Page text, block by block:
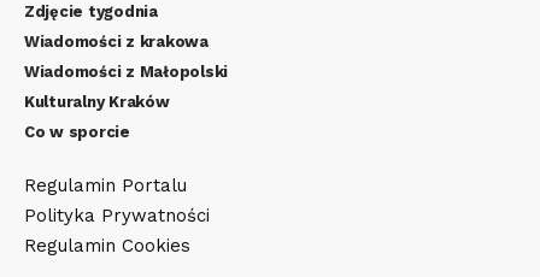
Zdjęcie tygodnia
Wiadomości z krakowa
Wiadomości z Małopolski
Kulturalny Kraków
Co w sporcie
Regulamin Portalu
Polityka Prywatności
Regulamin Cookies